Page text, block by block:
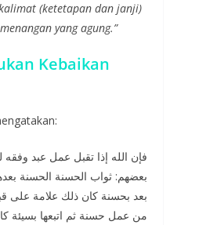
(ketetapan dan janji)
yang agung.”
Kebaikan
فإن الله إذا تقبل عمل عبد
بعضهم: ثواب الحسنة الحسنة
بعد بحسنة كان ذلك علامة على
من عمل حسنة ثم اتبعها بسيئة